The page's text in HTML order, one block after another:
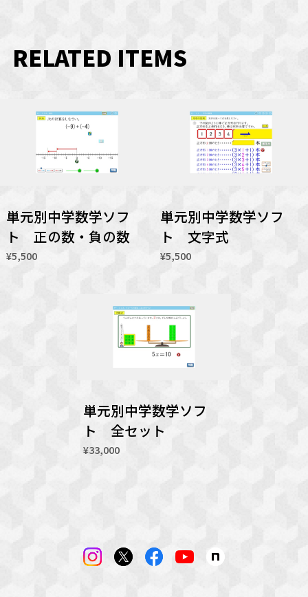
RELATED ITEMS
単元別中学数学ソフ
ト 正の数・負の数
¥5,500
単元別中学数学ソフ
ト 文字式
¥5,500
単元別中学数学ソフ
ト 全セット
¥33,000